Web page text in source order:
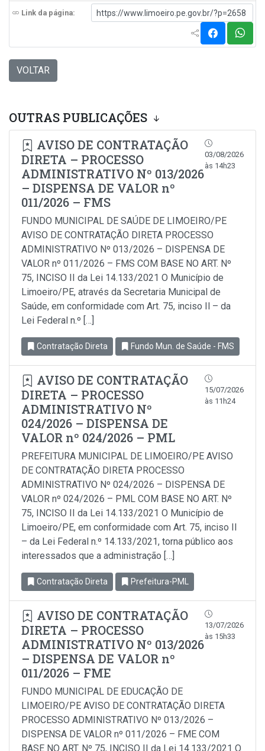
Link da página:
VOLTAR
OUTRAS PUBLICAÇÕES
AVISO DE CONTRATAÇÃO
DIRETA – PROCESSO
ADMINISTRATIVO Nº 013/2026
– DISPENSA DE VALOR nº
011/2026 – FMS
03/08/2026
às 14h23
FUNDO MUNICIPAL DE SAÚDE DE LIMOEIRO/PE
AVISO DE CONTRATAÇÃO DIRETA PROCESSO
ADMINISTRATIVO Nº 013/2026 – DISPENSA DE
VALOR nº 011/2026 – FMS COM BASE NO ART. Nº
75, INCISO II da Lei 14.133/2021 O Município de
Limoeiro/PE, através da Secretaria Municipal de
Saúde, em conformidade com Art. 75, inciso Il – da
Lei Federal n.º […]
Contratação Direta Fundo Mun. de Saúde - FMS
AVISO DE CONTRATAÇÃO
DIRETA – PROCESSO
ADMINISTRATIVO Nº
024/2026 – DISPENSA DE
VALOR nº 024/2026 – PML
15/07/2026
às 11h24
PREFEITURA MUNICIPAL DE LIMOEIRO/PE AVISO
DE CONTRATAÇÃO DIRETA PROCESSO
ADMINISTRATIVO Nº 024/2026 – DISPENSA DE
VALOR nº 024/2026 – PML COM BASE NO ART. Nº
75, INCISO II da Lei 14.133/2021 O Município de
Limoeiro/PE, em conformidade com Art. 75, inciso Il
– da Lei Federal n.º 14.133/2021, torna público aos
interessados que a administração […]
Contratação Direta Prefeitura-PML
AVISO DE CONTRATAÇÃO
DIRETA – PROCESSO
ADMINISTRATIVO Nº 013/2026
– DISPENSA DE VALOR nº
011/2026 – FME
13/07/2026
às 15h33
FUNDO MUNICIPAL DE EDUCAÇÃO DE
LIMOEIRO/PE AVISO DE CONTRATAÇÃO DIRETA
PROCESSO ADMINISTRATIVO Nº 013/2026 –
DISPENSA DE VALOR nº 011/2026 – FME COM
BASE NO ART. Nº 75, INCISO II da Lei 14.133/2021 O